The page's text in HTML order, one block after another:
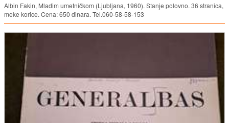
Albin Fakin, Mladim umetničkom (Ljubljana, 1960). Stanje polovno. 36 stranica,
meke korice. Cena: 650 dinara. Tel.060-58-58-153